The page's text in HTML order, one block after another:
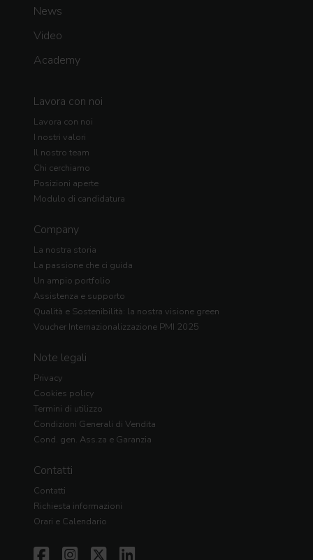
News
Video
Academy
Lavora con noi
Lavora con noi
I nostri valori
Il nostro team
Chi cerchiamo
Posizioni aperte
Modulo di candidatura
Company
La nostra storia
La passione che ci guida
Un ampio portfolio
Assistenza e supporto
Qualità e Sostenibilità: la nostra visione green
Voucher Internazionalizzazione PMI 2025
Note legali
Privacy
Cookies policy
Termini di utilizzo
Condizioni Generali di Vendita
Cond. gen. Ass.za e Garanzia
Contatti
Contatti
Richiesta informazioni
Orari e Calendario